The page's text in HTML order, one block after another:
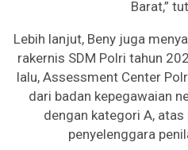
Barat,”
Lebih lanjut, Beny juga
rakernis SDM Polri tahun
lalu, Assessment Center
dari badan kepegawaian
dengan kategori A, atas
penyelenggara